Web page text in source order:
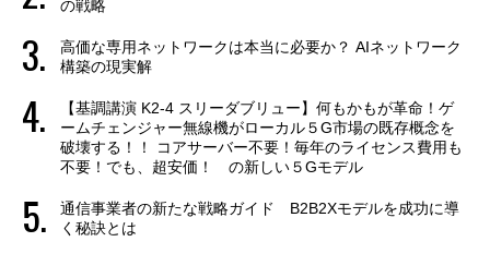
の戦略
高価な専用ネットワークは本当に必要か？ AIネットワーク
構築の現実解
【基調講演 K2-4 スリーダブリュー】何もかもが革命！ゲ
ームチェンジャー無線機がローカル５G市場の既存概念を
破壊する！！ コアサーバー不要！毎年のライセンス費用も
不要！でも、超安価！ の新しい５Gモデル
通信事業者の新たな戦略ガイド B2B2Xモデルを成功に導
く秘訣とは